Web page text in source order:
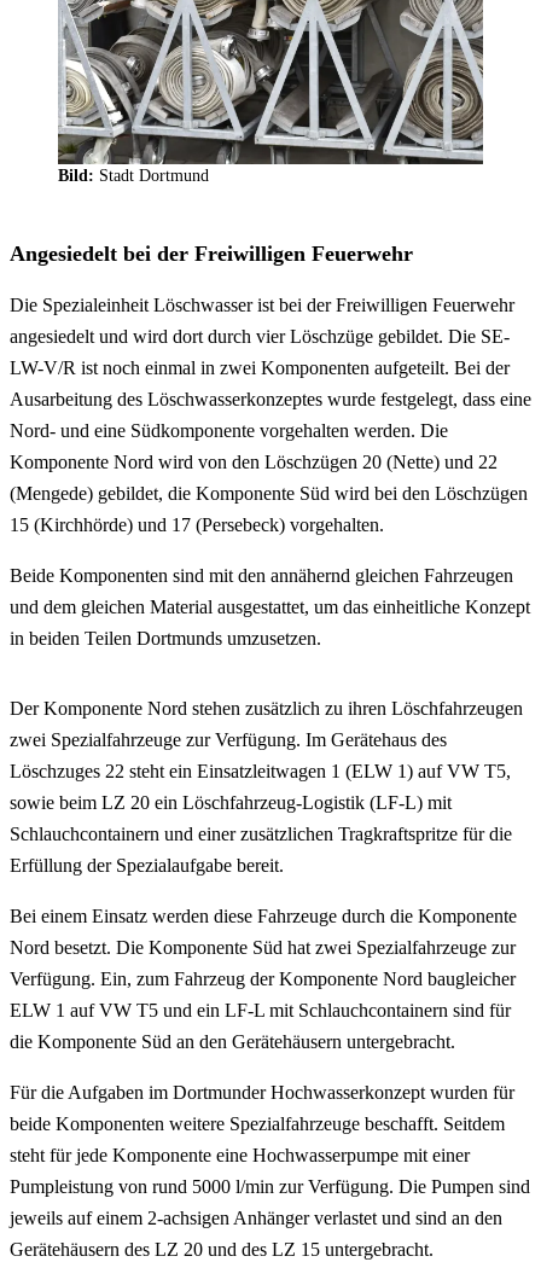
Bild: Stadt Dortmund
Angesiedelt bei der Freiwilligen Feuerwehr
Die Spezialeinheit Löschwasser ist bei der Freiwilligen Feuerwehr
angesiedelt und wird dort durch vier Löschzüge gebildet. Die SE-
LW-V/R ist noch einmal in zwei Komponenten aufgeteilt. Bei der
Ausarbeitung des Löschwasserkonzeptes wurde festgelegt, dass eine
Nord- und eine Südkomponente vorgehalten werden. Die
Komponente Nord wird von den Löschzügen 20 (Nette) und 22
(Mengede) gebildet, die Komponente Süd wird bei den Löschzügen
15 (Kirchhörde) und 17 (Persebeck) vorgehalten.
Beide Komponenten sind mit den annähernd gleichen Fahrzeugen
und dem gleichen Material ausgestattet, um das einheitliche Konzept
in beiden Teilen Dortmunds umzusetzen.
Der Komponente Nord stehen zusätzlich zu ihren Löschfahrzeugen
zwei Spezialfahrzeuge zur Verfügung. Im Gerätehaus des
Löschzuges 22 steht ein Einsatzleitwagen 1 (ELW 1) auf VW T5,
sowie beim LZ 20 ein Löschfahrzeug-Logistik (LF-L) mit
Schlauchcontainern und einer zusätzlichen Tragkraftspritze für die
Erfüllung der Spezialaufgabe bereit.
Bei einem Einsatz werden diese Fahrzeuge durch die Komponente
Nord besetzt. Die Komponente Süd hat zwei Spezialfahrzeuge zur
Verfügung. Ein, zum Fahrzeug der Komponente Nord baugleicher
ELW 1 auf VW T5 und ein LF-L mit Schlauchcontainern sind für
die Komponente Süd an den Gerätehäusern untergebracht.
Für die Aufgaben im Dortmunder Hochwasserkonzept wurden für
beide Komponenten weitere Spezialfahrzeuge beschafft. Seitdem
steht für jede Komponente eine Hochwasserpumpe mit einer
Pumpleistung von rund 5000 l/min zur Verfügung. Die Pumpen sind
jeweils auf einem 2-achsigen Anhänger verlastet und sind an den
Gerätehäusern des LZ 20 und des LZ 15 untergebracht.